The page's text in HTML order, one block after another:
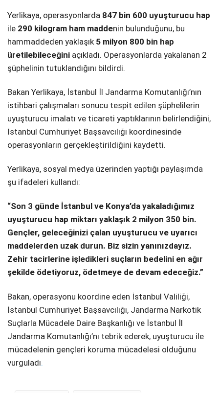
Facebook
Youtube
Yerlikaya, operasyonlarda 847 bin 600 uyuşturucu hap
ile 290 kilogram ham maddenin bulunduğunu, bu
hammaddeden yaklaşık 5 milyon 800 bin hap
üretilebileceğini açıkladı. Operasyonlarda yakalanan 2
şüphelinin tutuklandığını bildirdi.
Bakan Yerlikaya, İstanbul İl Jandarma Komutanlığı’nın
istihbari çalışmaları sonucu tespit edilen şüphelilerin
uyuşturucu imalatı ve ticareti yaptıklarının belirlendiğini,
İstanbul Cumhuriyet Başsavcılığı koordinesinde
operasyonların gerçekleştirildiğini kaydetti.
Yerlikaya, sosyal medya üzerinden yaptığı paylaşımda
şu ifadeleri kullandı:
“Son 3 günde İstanbul ve Konya’da yakaladığımız
uyuşturucu hap miktarı yaklaşık 2 milyon 350 bin.
Gençler, geleceğinizi çalan uyuşturucu ve uyarıcı
maddelerden uzak durun. Biz sizin yanınızdayız.
Zehir tacirlerine işledikleri suçların bedelini en ağır
şekilde ödetiyoruz, ödetmeye de devam edeceğiz.”
Bakan, operasyonu koordine eden İstanbul Valiliği,
İstanbul Cumhuriyet Başsavcılığı, Jandarma Narkotik
Suçlarla Mücadele Daire Başkanlığı ve İstanbul İl
Jandarma Komutanlığı’nı tebrik ederek, uyuşturucu ile
mücadelenin gençleri koruma mücadelesi olduğunu
vurguladı.